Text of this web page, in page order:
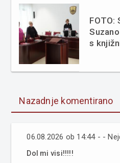
FOTO:
s
Nazadnje komentirano
06.08.2026 ob 14:44 - -
Dol mi visi!!!!!